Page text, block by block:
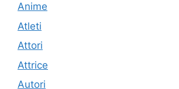
Anime
Atleti
Attori
Attrice
Autori